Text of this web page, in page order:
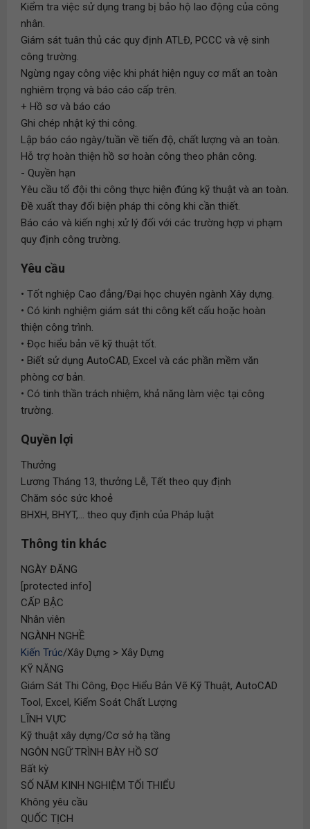
Kiểm tra việc sử dụng trang bị bảo hộ lao động của công
nhân.
Giám sát tuân thủ các quy định ATLĐ, PCCC và vệ sinh
công trường.
Ngừng ngay công việc khi phát hiện nguy cơ mất an toàn
nghiêm trọng và báo cáo cấp trên.
+ Hồ sơ và báo cáo
Ghi chép nhật ký thi công.
Lập báo cáo ngày/tuần về tiến độ, chất lượng và an toàn.
Hỗ trợ hoàn thiện hồ sơ hoàn công theo phân công.
- Quyền hạn
Yêu cầu tổ đội thi công thực hiện đúng kỹ thuật và an toàn.
Đề xuất thay đổi biện pháp thi công khi cần thiết.
Báo cáo và kiến nghị xử lý đối với các trường hợp vi phạm
quy định công trường.
Yêu cầu
• Tốt nghiệp Cao đẳng/Đại học chuyên ngành Xây dựng.
• Có kinh nghiệm giám sát thi công kết cấu hoặc hoàn
thiện công trình.
• Đọc hiểu bản vẽ kỹ thuật tốt.
• Biết sử dụng AutoCAD, Excel và các phần mềm văn
phòng cơ bản.
• Có tinh thần trách nhiệm, khả năng làm việc tại công
trường.
Quyền lợi
Thưởng
Lương Tháng 13, thưởng Lễ, Tết theo quy định
Chăm sóc sức khoẻ
BHXH, BHYT,... theo quy định của Pháp luật
Thông tin khác
NGÀY ĐĂNG
[protected info]
CẤP BẬC
Nhân viên
NGÀNH NGHỀ
Kiến Trúc/Xây Dựng > Xây Dựng
KỸ NĂNG
Giám Sát Thi Công, Đọc Hiểu Bản Vẽ Kỹ Thuật, AutoCAD
Tool, Excel, Kiểm Soát Chất Lượng
LĨNH VỰC
Kỹ thuật xây dựng/Cơ sở hạ tầng
NGÔN NGỮ TRÌNH BÀY HỒ SƠ
Bất kỳ
SỐ NĂM KINH NGHIỆM TỐI THIỂU
Không yêu cầu
QUỐC TỊCH